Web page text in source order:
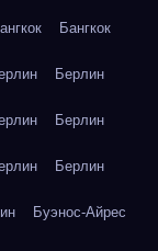
Бангкок
Берлин
Берлин
Берлин
Буэнос-Айрес